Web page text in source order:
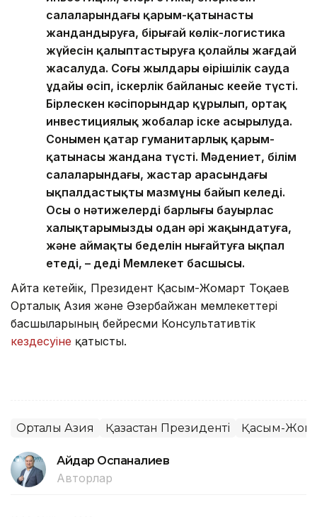
салаларындағы қарым-қатынасты
жандандыруға, бірыңғай көлік-логистика
жүйесін қалыптастыруға қолайлы жағдай
жасалуда. Соңғы жылдары өңірішілік сауда
ұдайы өсіп, іскерлік байланыс кеңейе түсті.
Бірлескен кәсіпорындар құрылып, ортақ
инвестициялық жобалар іске асырылуда.
Сонымен қатар гуманитарлық қарым-
қатынасы жандана түсті. Мәдениет, білім
салаларындағы, жастар арасындағы
ықпалдастықтың мазмұны байып келеді.
Осы оң нәтижелердің барлығы бауырлас
халықтарымызды одан әрі жақындатуға,
және аймақтың беделін нығайтуға ықпал
етеді, – деді Мемлекет басшысы.
Айта кетейік, Президент Қасым-Жомарт Тоқаев
Орталық Азия және Әзербайжан мемлекеттері
басшыларының бейресми Консультативтік
кездесуіне қатысты.
Орталық Азия Қазақстан Президенті Қасым-
Айдар Оспаналиев
Авторлар